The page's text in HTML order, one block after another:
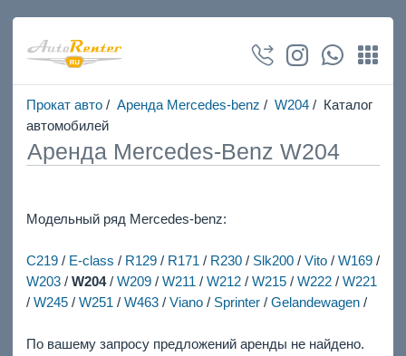
Прокат авто/ Аренда Mercedes-benz / W204/ Каталог
автомобилей
Аренда Mercedes-Benz W204
Модельный ряд Mercedes-benz:
C219/ E-class / R129/ R171 / R230/ Slk200/ Vito/ W169/
W203/ W204/ W209/ W211 / W212/ W215/ W222/ W221
/ W245/ W251 / W463/ Viano/ Sprinter/ Gelandewagen/
По вашему запросу предложений аренды не найдено.